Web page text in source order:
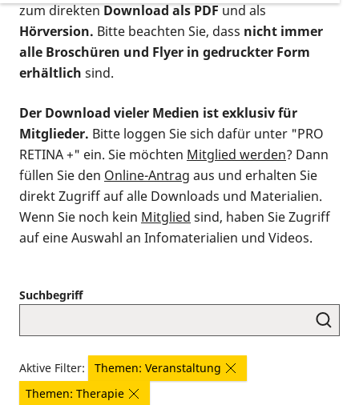
zum direktenDownload als PDFund als
Hörversion. Bitte beachten Sie, dass nicht immer
alle Broschüren und Flyer in gedruckter Form
erhältlich sind.
Der Download vieler Medien ist exklusiv für
Mitglieder. Bitte loggen Sie sich dafür unter "PRO
RETINA +" ein. Sie möchten Mitglied werden? Dann
füllen Sie den Online-Antrag aus und erhalten Sie
direkt Zugriff auf alle Downloads und Materialien.
Wenn Sie noch kein Mitglied sind, haben Sie Zugriff
auf eine Auswahl an Infomaterialien und Videos.
Suchbegriff
Aktive Filter:
Themen: Veranstaltung
Themen: Therapie